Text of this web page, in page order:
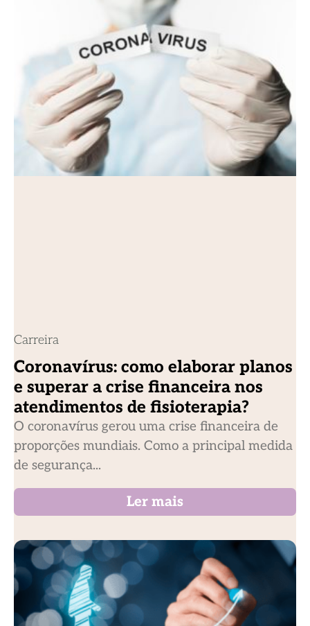
Carreira
Coronavírus: como elaborar planos
e superar a crise financeira nos
atendimentos de fisioterapia?
O coronavírus gerou uma crise financeira de
proporções mundiais. Como a principal medida
de segurança...
Ler mais